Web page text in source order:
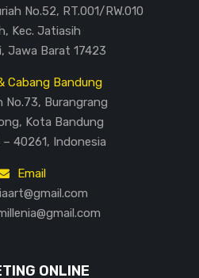
No.52, RT.001/RW.010
Kec. Jatiasih
Jawa Barat 17423
Cabang Bandung
No.73, Burangrang
Kota Bandung
40261, Indonesia
Email
ONLINE